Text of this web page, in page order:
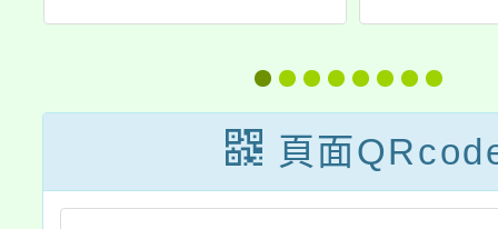
認證測驗
輪轉
跡】
跡
頁面